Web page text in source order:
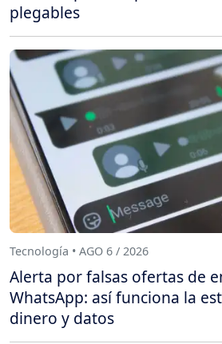
plegables
Tecnología • AGO 6 / 2026
Alerta por falsas ofertas de
WhatsApp: así funciona la
dinero y datos